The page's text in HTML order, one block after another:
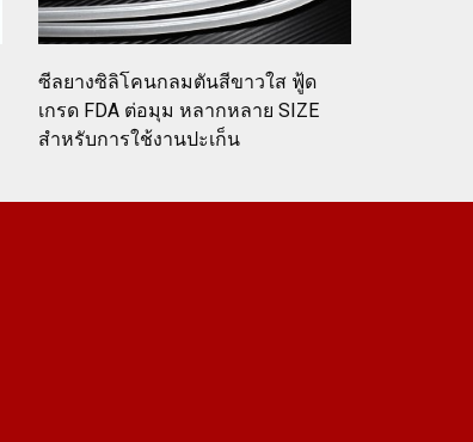
ซีลยางซิลิโคนกลมตันสีขาวใส ฟู้ด
เกรด FDA ต่อมุม หลากหลาย SIZE
สำหรับการใช้งานปะเก็น